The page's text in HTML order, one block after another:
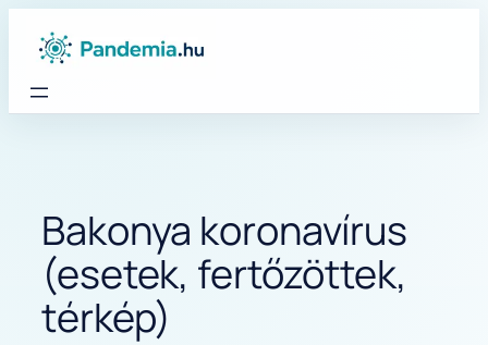
Bakonya koronavírus
(esetek, fertőzöttek,
térkép)